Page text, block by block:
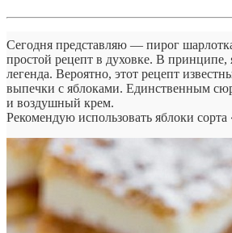
Сегодня представляю — пирог
простой рецепт в духовке. В
легенда. Вероятно, этот рецепт
выпечки с яблоками. Единственным
и воздушный крем.
Рекомендую использовать яблоки